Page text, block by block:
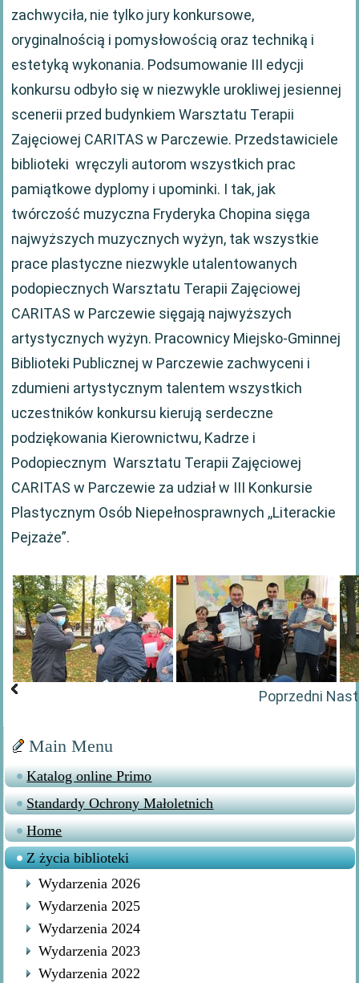
zachwyciła, nie tylko jury konkursowe,
oryginalnością i pomysłowością oraz techniką i
estetyką wykonania. Podsumowanie III edycji
konkursu odbyło się w niezwykle urokliwej jesiennej
scenerii przed budynkiem Warsztatu Terapii
Zajęciowej CARITAS w Parczewie. Przedstawiciele
biblioteki wręczyli autorom wszystkich prac
pamiątkowe dyplomy i upominki. I tak, jak
twórczość muzyczna Fryderyka Chopina sięga
najwyższych muzycznych wyżyn, tak wszystkie
prace plastyczne niezwykle utalentowanych
podopiecznych Warsztatu Terapii Zajęciowej
CARITAS w Parczewie sięgają najwyższych
artystycznych wyżyn. Pracownicy Miejsko-Gminnej
Biblioteki Publicznej w Parczewie zachwyceni i
zdumieni artystycznym talentem wszystkich
uczestników konkursu kierują serdeczne
podziękowania Kierownictwu, Kadrze i
Podopiecznym Warsztatu Terapii Zajęciowej
CARITAS w Parczewie za udział w III Konkursie
Plastycznym Osób Niepełnosprawnych ,,Literackie
Pejzaże”.
Poprzedni
Main Menu
Katalog online Primo
Standardy Ochrony Małoletnich
Home
Z życia biblioteki
Wydarzenia 2026
Wydarzenia 2025
Wydarzenia 2024
Wydarzenia 2023
Wydarzenia 2022